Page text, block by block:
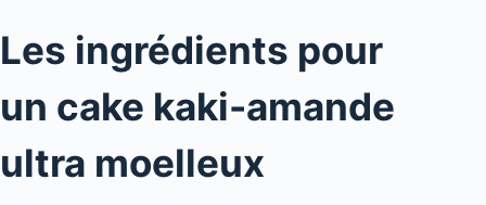
Les ingrédients pour
un cake kaki-amande
ultra moelleux